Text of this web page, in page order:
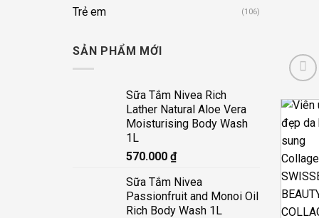
Trẻ em (106)
SẢN PHẨM MỚI
Sữa Tắm Nivea Rich
Lather Natural Aloe Vera
Moisturising Body Wash
1L
570.000 ₫
Sữa Tắm Nivea
Passionfruit and Monoi Oil
Rich Body Wash 1L